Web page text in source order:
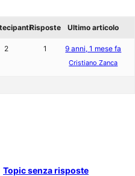
Risposte Ultimo articolo
2 1 9 anni, 1 mese fa
Cristiano Zanca
Topic senza risposte